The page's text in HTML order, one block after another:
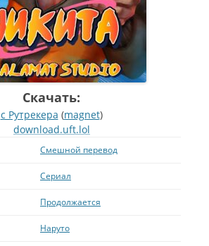
Скачать:
с Рутрекера (magnet)
download.uft.lol
Смешной перевод
Сериал
Продолжается
Наруто